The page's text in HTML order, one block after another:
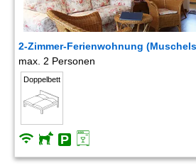
2-Zimmer-Ferienwohnung
max. 2 Personen
Doppelbett